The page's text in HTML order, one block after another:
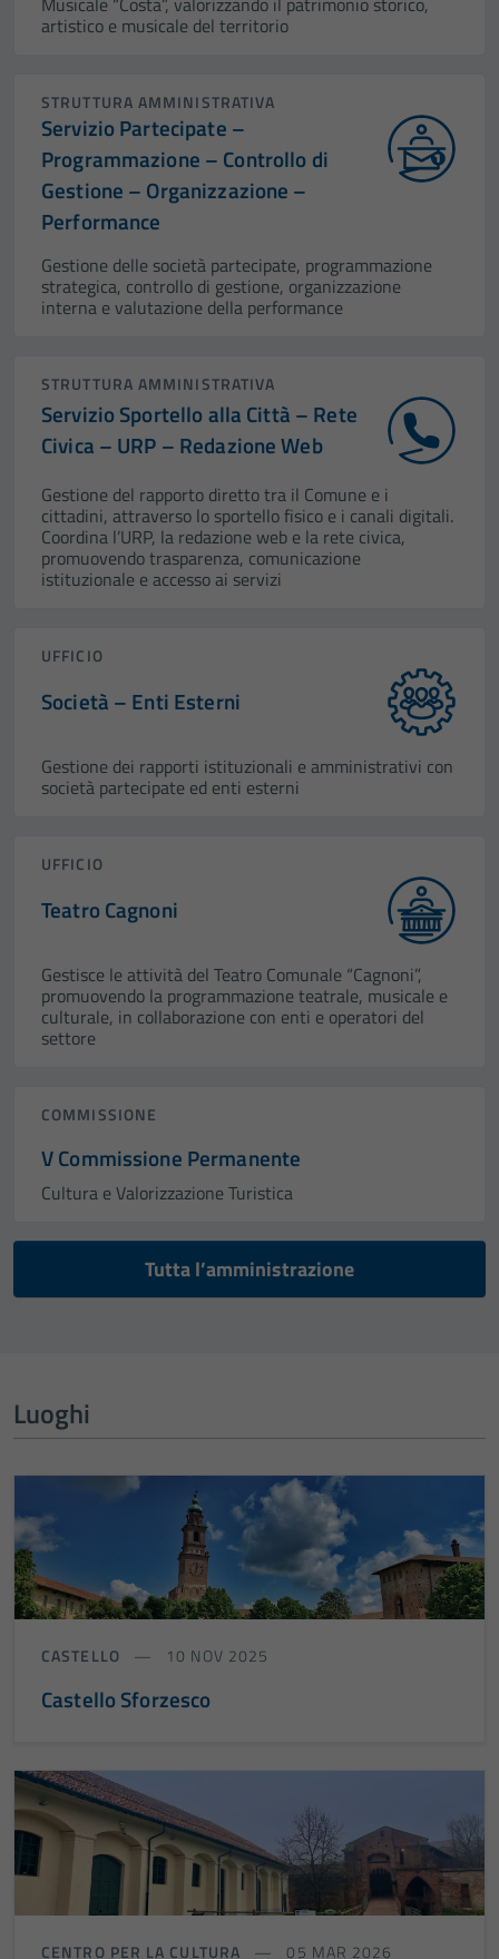
artistico e musicale del territorio
STRUTTURA AMMINISTRATIVA
Servizio Partecipate –
Programmazione – Controllo di
Gestione – Organizzazione –
Performance
Gestione delle società partecipate, programmazione
strategica, controllo di gestione, organizzazione
interna e valutazione della performance
STRUTTURA AMMINISTRATIVA
Servizio Sportello alla Città – Rete
Civica – URP – Redazione Web
Gestione del rapporto diretto tra il Comune e i
cittadini, attraverso lo sportello fisico e i canali digitali.
Coordina l’URP, la redazione web e la rete civica,
promuovendo trasparenza, comunicazione
istituzionale e accesso ai servizi
UFFICIO
Società – Enti Esterni
Gestione dei rapporti istituzionali e amministrativi con
società partecipate ed enti esterni
UFFICIO
Teatro Cagnoni
Gestisce le attività del Teatro Comunale “Cagnoni”,
promuovendo la programmazione teatrale, musicale e
culturale, in collaborazione con enti e operatori del
settore
COMMISSIONE
V Commissione Permanente
Cultura e Valorizzazione Turistica
Tutta l’amministrazione
Luoghi
CASTELLO 10 NOV 2025
Castello Sforzesco
CENTRO PER LA CULTURA 05 MAR 2026